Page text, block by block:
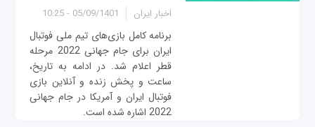
اخبار ایران 05/09/1401 - 10:25
برنامه کامل بازی‌‌های تیم ملی فوتبال
ایران برای جام جهانی 2022 مرحله
قطر اعلام شد. در ادامه به تاریخ،
ساعت و پخش زنده و آنلاین بازی
فوتبال ایران و آمریکا در جام جهانی
2022 اشاره شده است.